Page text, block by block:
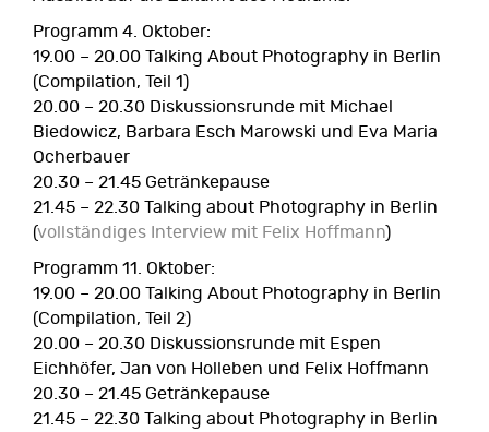
Programm 4. Oktober:
19.00 – 20.00 Talking About Photography in Berlin
(Compilation, Teil 1)
20.00 – 20.30 Diskussionsrunde mit Michael
Biedowicz, Barbara Esch Marowski und Eva Maria
Ocherbauer
20.30 – 21.45 Getränkepause
21.45 – 22.30 Talking about Photography in Berlin
(vollständiges Interview mit Felix Hoffmann)
Programm 11. Oktober:
19.00 – 20.00 Talking About Photography in Berlin
(Compilation, Teil 2)
20.00 – 20.30 Diskussionsrunde mit Espen
Eichhöfer, Jan von Holleben und Felix Hoffmann
20.30 – 21.45 Getränkepause
21.45 – 22.30 Talking about Photography in Berlin